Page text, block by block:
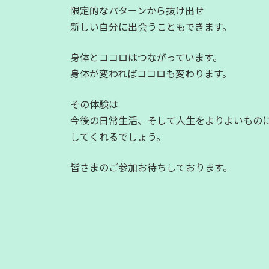
限定的なパターンから抜け出せ
新しい自分に出会うこともできます。
身体とココロはつながっています。
身体が変わればココロも変わります。
その体験は
今後の日常生活、そして人生をよりよいもの
してくれるでしょう。
皆さまのご参加お待ちしております。